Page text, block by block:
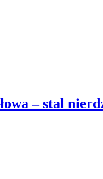
– stal